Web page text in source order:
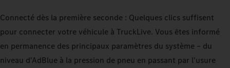
Connecté dès la première seconde : Quelques clics suffisent
pour connecter votre véhicule à TruckLive. Vous êtes informé
en permanence des principaux paramètres du système – du
niveau d'AdBlue à la pression de pneu en passant par l'usure